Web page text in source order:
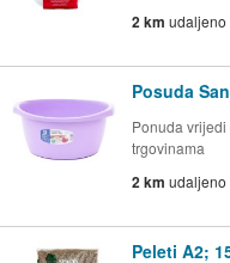
2 km udaljeno
Posuda
Ponuda
trgovinama
2 km udaljeno
Peleti A2;